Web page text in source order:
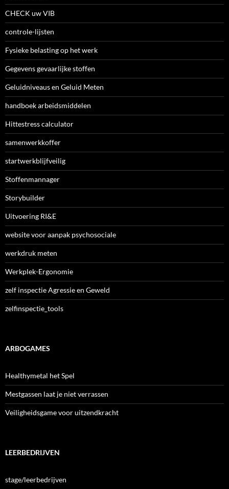
CHECK uw VIB
controle-lijsten
Fysieke belasting op het werk
Gegevens gevaarlijke stoffen
Geluidniveaus en Geluid Meten
handboek arbeidsmiddelen
Hittestress calculator
samenwerkkoffer
startwerkblijfveilig
Stoffenmannager
Storybuilder
Uitvoering RI&E
website voor aanpak psychosociale
werkdruk meten
Werkplek-Ergonomie
zelf inspectie Agressie en Geweld
zelfinspectie_tools
ARBOGAMES
Healthymetal het Spel
Mestgassen laat je niet verrassen
Veiligheidsgame voor uitzendkracht
LEERBEDRIJVEN
stage/leerbedrijven